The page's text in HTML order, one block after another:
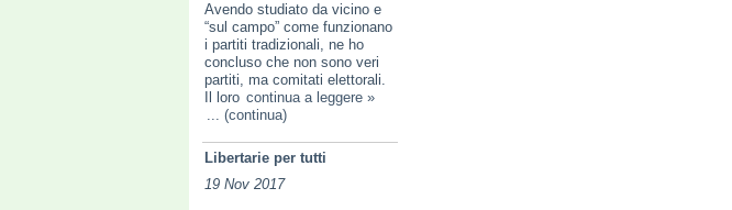
Avendo studiato da vicino e
“sul campo” come funzionano
i partiti tradizionali, ne ho
concluso che non sono veri
partiti, ma comitati elettorali.
Il loro continua a leggere »
... (continua)
Libertarie per tutti
19 Nov 2017